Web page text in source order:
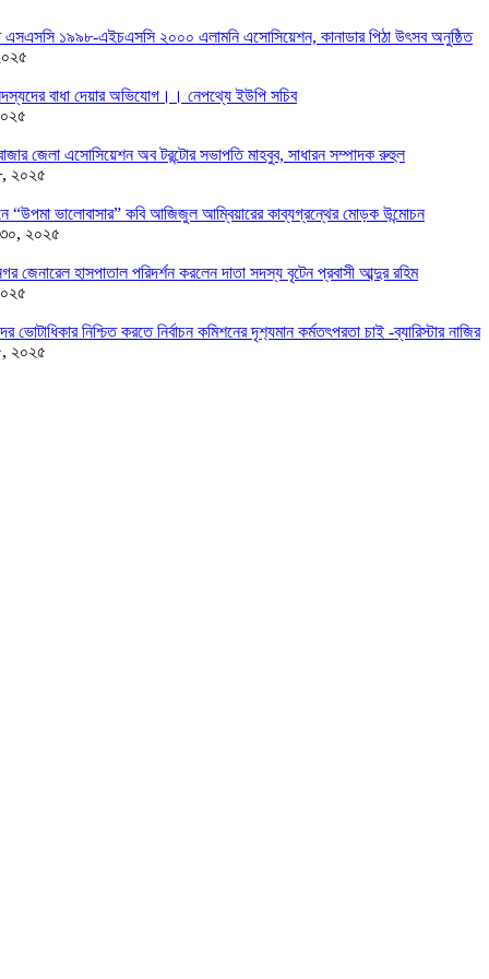
এসএসসি ১৯৯৮-এইচএসসি ২০০০ এলামনি এসোসিয়েশন, কানাডার পিঠা উৎসব অনুষ্ঠিত
বাধা দেয়ার অভিযোগ।। নেপথ্যে ইউপি সচিব
জেলা এসোসিয়েশন অব টরন্টোর সভাপতি মাহবুব, সাধারন সম্পাদক রুহুল
২০২৫
“উপমা ভালোবাসার” কবি আজিজুল আম্বিয়ারের কাব্যগ্রন্থের মোড়ক উন্মোচন
২০২৫
জেনারেল হাসপাতাল পরিদর্শন করলেন দাতা সদস্য বৃটেন প্রবাসী আব্দুর রহিম
ভোটাধিকার নিশ্চিত করতে নির্বাচন কমিশনের দৃশ‍্যমান কর্মতৎপরতা চাই -ব্যারিস্টার নাজির
২০২৫